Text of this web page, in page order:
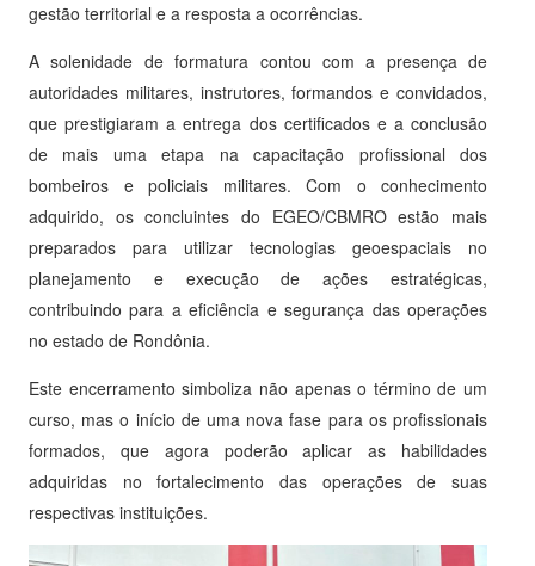
gestão territorial e a resposta a ocorrências.
A solenidade de formatura contou com a presença de
autoridades militares, instrutores, formandos e convidados,
que prestigiaram a entrega dos certificados e a conclusão
de mais uma etapa na capacitação profissional dos
bombeiros e policiais militares. Com o conhecimento
adquirido, os concluintes do EGEO/CBMRO estão mais
preparados para utilizar tecnologias geoespaciais no
planejamento e execução de ações estratégicas,
contribuindo para a eficiência e segurança das operações
no estado de Rondônia.
Este encerramento simboliza não apenas o término de um
curso, mas o início de uma nova fase para os profissionais
formados, que agora poderão aplicar as habilidades
adquiridas no fortalecimento das operações de suas
respectivas instituições.